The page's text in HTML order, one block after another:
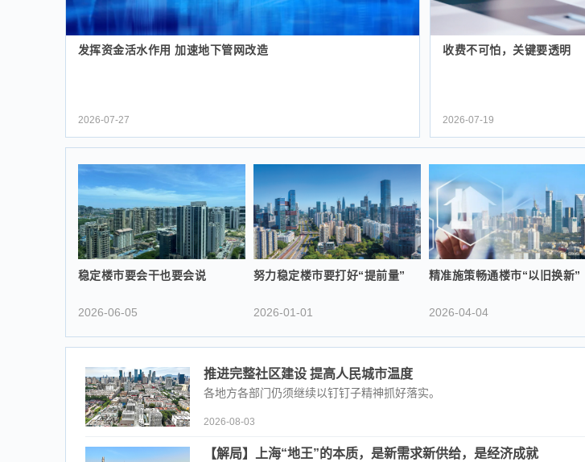
发挥资金活水作用 加速地下管网改造
2026-07-27
收费不可怕，关键要透明
2026-07-19
稳定楼市要会干也要会说
2026-06-05
努力稳定楼市要打好“提前量”
2026-01-01
精准施策畅通楼市“以旧换新”
2026-04-04
推进完整社区建设 提高人民城市温度
各地方各部门仍须继续以钉钉子精神抓好落实。
2026-08-03
【解局】上海“地王”的本质，是新需求新供给，是经济成就